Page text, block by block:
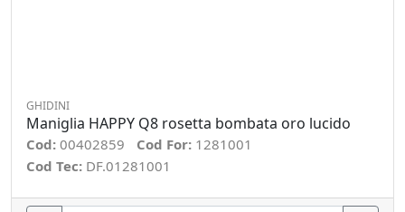
GHIDINI
Maniglia HAPPY Q8 rosetta bombata oro lucido
Cod: 00402859 Cod For: 1281001
Cod Tec: DF.01281001